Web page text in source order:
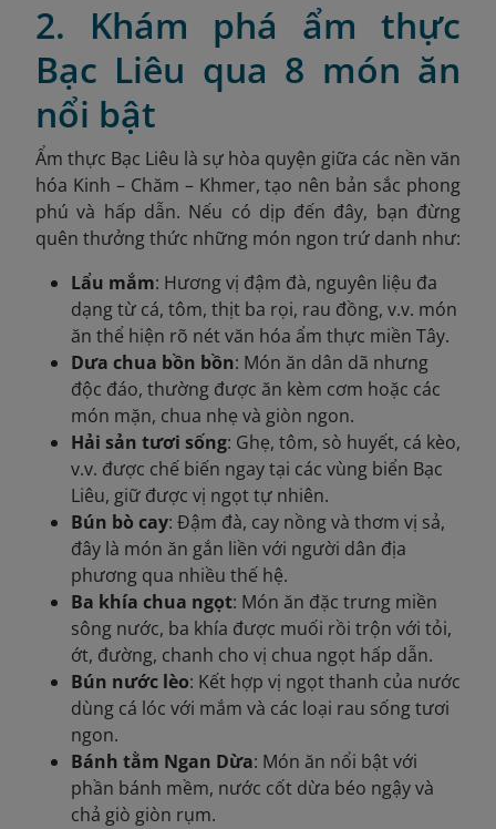
2. Khám phá ẩm thực
Bạc Liêu qua 8 món ăn
nổi bật
Ẩm thực Bạc Liêu là sự hòa quyện giữa các nền văn
hóa Kinh – Chăm – Khmer, tạo nên bản sắc phong
phú và hấp dẫn. Nếu có dịp đến đây, bạn đừng
quên thưởng thức những món ngon trứ danh như:
Lẩu mắm: Hương vị đậm đà, nguyên liệu đa
dạng từ cá, tôm, thịt ba rọi, rau đồng, v.v. món
ăn thể hiện rõ nét văn hóa ẩm thực miền Tây.
Dưa chua bồn bồn: Món ăn dân dã nhưng
độc đáo, thường được ăn kèm cơm hoặc các
món mặn, chua nhẹ và giòn ngon.
Hải sản tươi sống: Ghẹ, tôm, sò huyết, cá kèo,
v.v. được chế biến ngay tại các vùng biển Bạc
Liêu, giữ được vị ngọt tự nhiên.
Bún bò cay: Đậm đà, cay nồng và thơm vị sả,
đây là món ăn gắn liền với người dân địa
phương qua nhiều thế hệ.
Ba khía chua ngọt: Món ăn đặc trưng miền
sông nước, ba khía được muối rồi trộn với tỏi,
ớt, đường, chanh cho vị chua ngọt hấp dẫn.
Bún nước lèo: Kết hợp vị ngọt thanh của nước
dùng cá lóc với mắm và các loại rau sống tươi
ngon.
Bánh tằm Ngan Dừa: Món ăn nổi bật với
phần bánh mềm, nước cốt dừa béo ngậy và
chả giò giòn rụm.